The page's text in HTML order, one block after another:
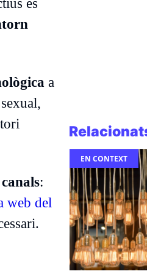
és
a
:
web del
EN CONTEXT